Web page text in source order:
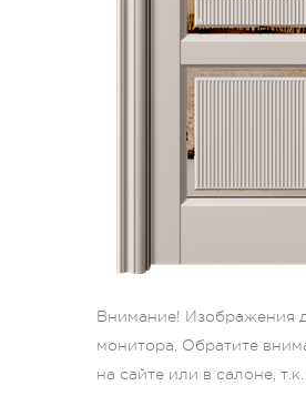
Внимание! Изображения
монитора. Обратите
на сайте или в салоне,